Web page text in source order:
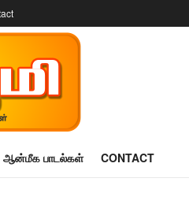
ஆன்மீக பாடல்கள் CONTACT